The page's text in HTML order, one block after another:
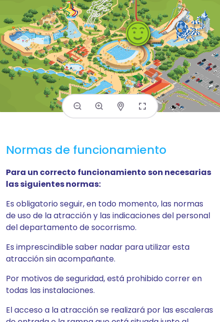
Normas de funcionamiento
Para un correcto funcionamiento son necesarias
las siguientes normas:
Es obligatorio seguir, en todo momento, las normas
de uso de la atracción y las indicaciones del personal
del departamento de socorrismo.
Es imprescindible saber nadar para utilizar esta
atracción sin acompañante.
Por motivos de seguridad, está prohibido correr en
todas las instalaciones.
El acceso a la atracción se realizará por las escaleras